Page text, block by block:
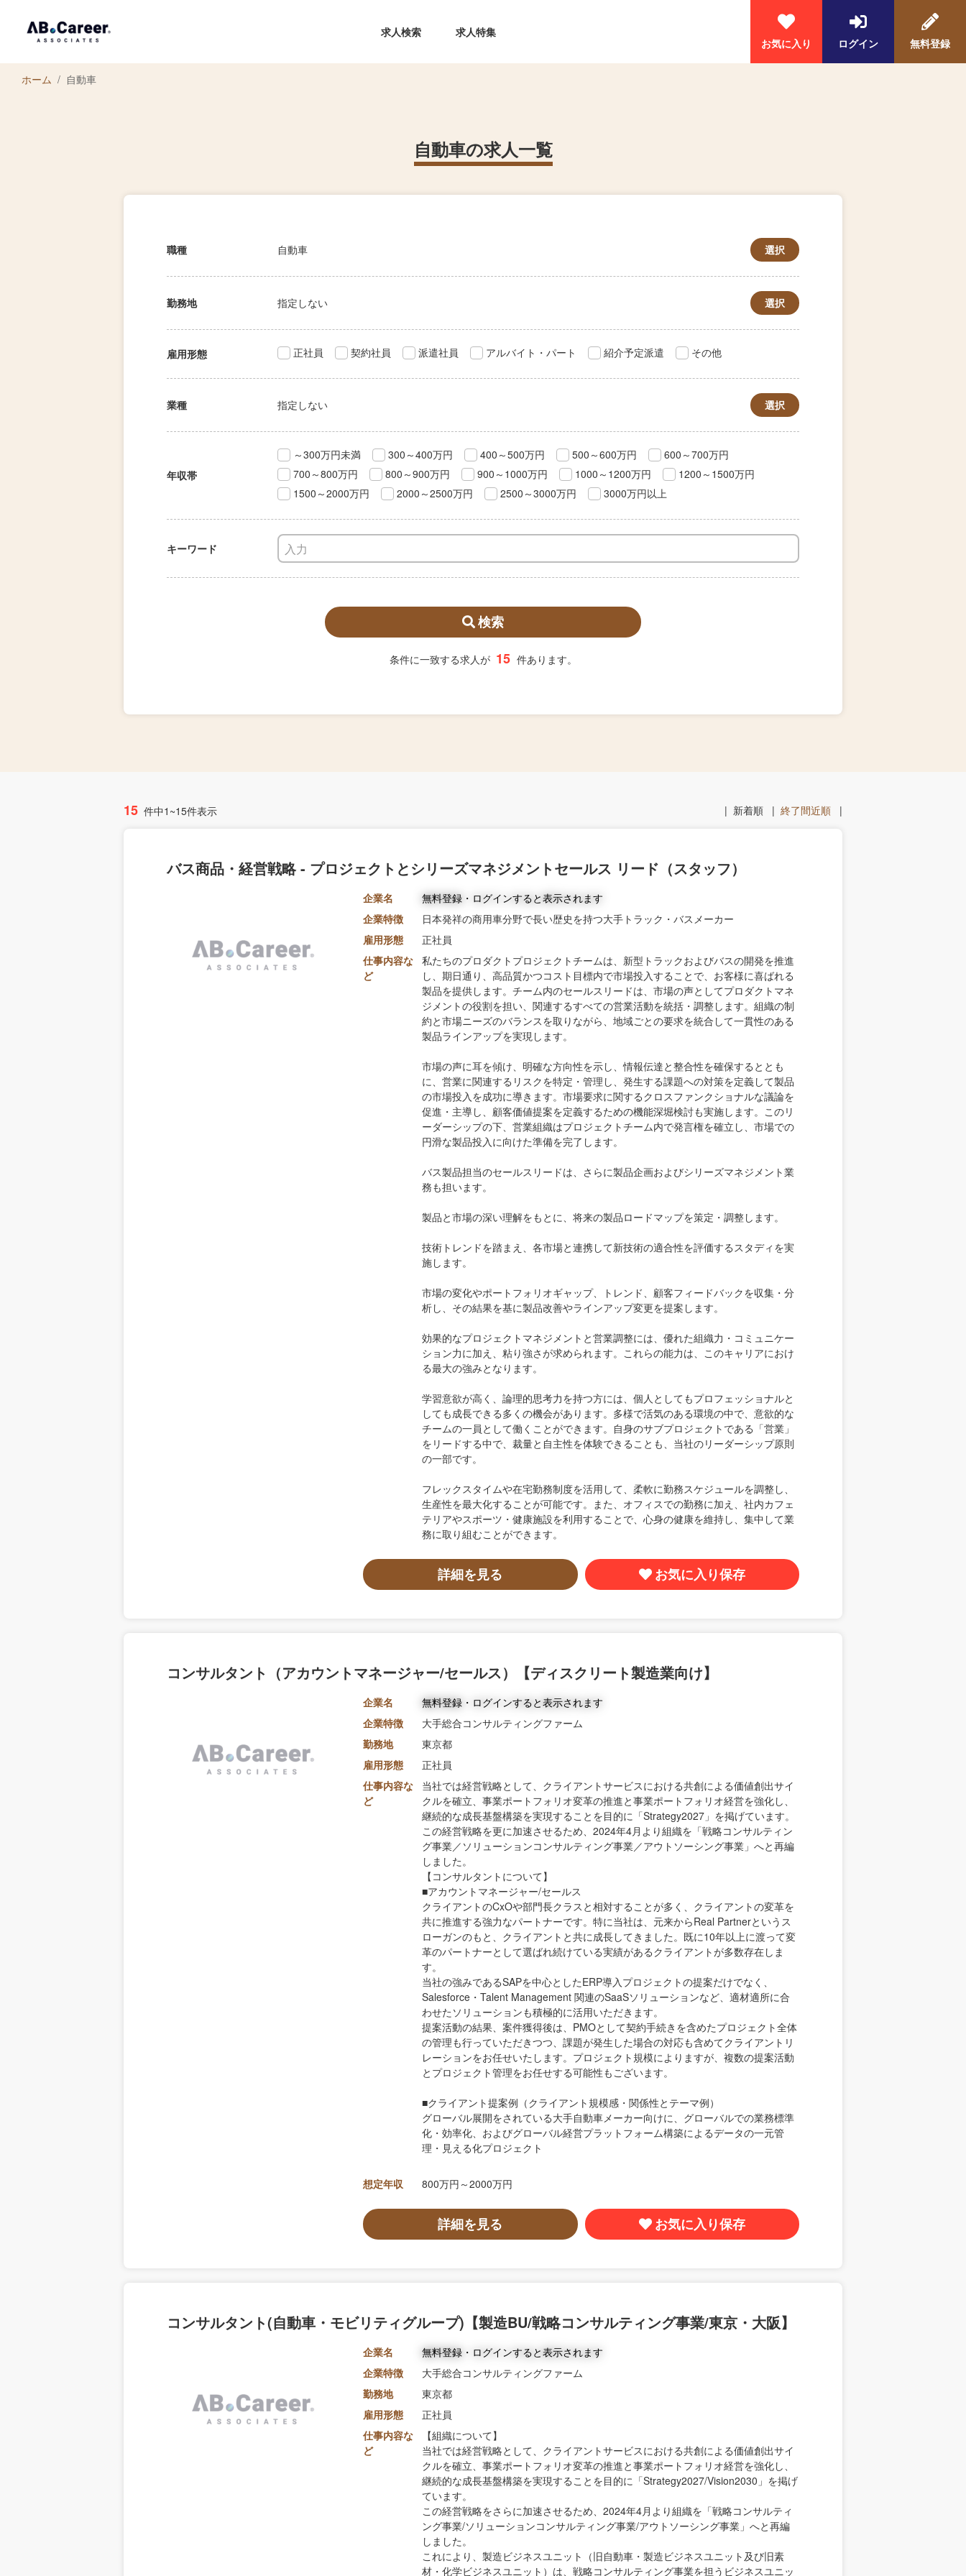
求人検索
求人特集
お気に入り
ログイン 無料登録
ホーム 自動車
自動車の求人一覧
職種 自動車 選択
勤務地 指定しない 選択
雇用形態 正社員 契約社員 派遣社員 アルバイト・パート 紹介予定派遣 その他
業種 指定しない 選択
年収帯
～300万円未満 300～400万円 400～500万円 500～600万円
600～700万円
700～800万円
800～900万円 900～1000万円 1000～1200万円
1200～1500万円
1500～2000万円
2000～2500万円 2500～3000万円 3000万円以上
キーワード
検索
条件に一致する求人が 15 件あります。
15 件中1~15件表示 | 新着順 | 終了間近順 |
バス商品・経営戦略 - プロジェクトとシリーズマネジメントセールス リード（スタッフ）
企業名
無料登録・ログインすると表示されます
企業特徴
日本発祥の商用車分野で長い歴史を持つ大手トラック・バスメーカー
雇用形態
正社員
仕事内容な
ど
私たちのプロダクトプロジェクトチームは、新型トラックおよびバスの開発を推進
し、期日通り、高品質かつコスト目標内で市場投入することで、お客様に喜ばれる
製品を提供します。チーム内のセールスリードは、市場の声としてプロダクトマネ
ジメントの役割を担い、関連するすべての営業活動を統括・調整します。組織の制
約と市場ニーズのバランスを取りながら、地域ごとの要求を統合して一貫性のある
製品ラインアップを実現します。
市場の声に耳を傾け、明確な方向性を示し、情報伝達と整合性を確保するととも
に、営業に関連するリスクを特定・管理し、発生する課題への対策を定義して製品
の市場投入を成功に導きます。市場要求に関するクロスファンクショナルな議論を
促進・主導し、顧客価値提案を定義するための機能深堀検討も実施します。このリ
ーダーシップの下、営業組織はプロジェクトチーム内で発言権を確立し、市場での
円滑な製品投入に向けた準備を完了します。
バス製品担当のセールスリードは、さらに製品企画およびシリーズマネジメント業
務も担います。
製品と市場の深い理解をもとに、将来の製品ロードマップを策定・調整します。
技術トレンドを踏まえ、各市場と連携して新技術の適合性を評価するスタディを実
施します。
市場の変化やポートフォリオギャップ、トレンド、顧客フィードバックを収集・分
析し、その結果を基に製品改善やラインアップ変更を提案します。
効果的なプロジェクトマネジメントと営業調整には、優れた組織力・コミュニケー
ション力に加え、粘り強さが求められます。これらの能力は、このキャリアにおけ
る最大の強みとなります。
学習意欲が高く、論理的思考力を持つ方には、個人としてもプロフェッショナルと
しても成長できる多くの機会があります。多様で活気のある環境の中で、意欲的な
チームの一員として働くことができます。自身のサブプロジェクトである「営業」
をリードする中で、裁量と自主性を体験できることも、当社のリーダーシップ原則
の一部です。
フレックスタイムや在宅勤務制度を活用して、柔軟に勤務スケジュールを調整し、
生産性を最大化することが可能です。また、オフィスでの勤務に加え、社内カフェ
テリアやスポーツ・健康施設を利用することで、心身の健康を維持し、集中して業
務に取り組むことができます。
詳細を見る お気に入り保存
コンサルタント（アカウントマネージャー/セールス）【ディスクリート製造業向け】
企業名
無料登録・ログインすると表示されます
企業特徴
大手総合コンサルティングファーム
勤務地
東京都
雇用形態
正社員
仕事内容な
ど
当社では経営戦略として、クライアントサービスにおける共創による価値創出サイ
クルを確立、事業ポートフォリオ変革の推進と事業ポートフォリオ経営を強化し、
継続的な成長基盤構築を実現することを目的に「Strategy2027」を掲げています。
この経営戦略を更に加速させるため、2024年4月より組織を「戦略コンサルティン
グ事業／ソリューションコンサルティング事業／アウトソーシング事業」へと再編
しました。
【コンサルタントについて】
■アカウントマネージャー/セールス
クライアントのCxOや部門長クラスと相対することが多く、クライアントの変革を
共に推進する強力なパートナーです。特に当社は、元来からReal Partnerというス
ローガンのもと、クライアントと共に成長してきました。既に10年以上に渡って変
革のパートナーとして選ばれ続けている実績があるクライアントが多数存在しま
す。
当社の強みであるSAPを中心としたERP導入プロジェクトの提案だけでなく、
Salesforce・Talent Management 関連のSaaSソリューションなど、適材適所に合
わせたソリューションも積極的に活用いただきます。
提案活動の結果、案件獲得後は、PMOとして契約手続きを含めたプロジェクト全体
の管理も行っていただきつつ、課題が発生した場合の対応も含めてクライアントリ
レーションをお任せいたします。プロジェクト規模によりますが、複数の提案活動
とプロジェクト管理をお任せする可能性もございます。
■クライアント提案例（クライアント規模感・関係性とテーマ例）
グローバル展開をされている大手自動車メーカー向けに、グローバルでの業務標準
化・効率化、およびグローバル経営プラットフォーム構築によるデータの一元管
理・見える化プロジェクト
想定年収 800万円～2000万円
詳細を見る お気に入り保存
コンサルタント(自動車・モビリティグループ)【製造BU/戦略コンサルティング事業/東京・大阪】
企業名
無料登録・ログインすると表示されます
企業特徴
大手総合コンサルティングファーム
勤務地
東京都
雇用形態
正社員
仕事内容な
ど
【組織について】
当社では経営戦略として、クライアントサービスにおける共創による価値創出サイ
クルを確立、事業ポートフォリオ変革の推進と事業ポートフォリオ経営を強化し、
継続的な成長基盤構築を実現することを目的に「Strategy2027/Vision2030」を掲げ
ています。
この経営戦略をさらに加速させるため、2024年4月より組織を「戦略コンサルティ
ング事業/ソリューションコンサルティング事業/アウトソーシング事業」へと再編
しました。
これにより、製造ビジネスユニット（旧自動車・製造ビジネスユニット及び旧素
材・化学ビジネスユニット）は、戦略コンサルティング事業を担うビジネスユニッ